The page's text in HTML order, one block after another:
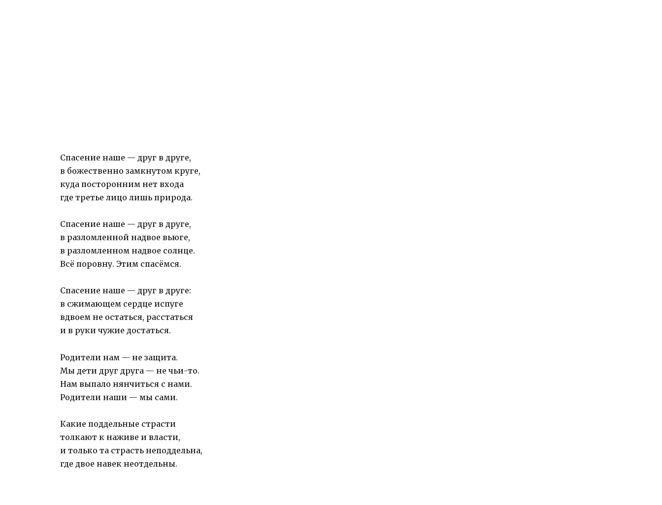
Спасение наше — друг в друге,
в божественно замкнутом круге,
куда посторонним нет входа
где третье лицо лишь природа.
Спасение наше — друг в друге,
в разломленной надвое вьюге,
в разломленном надвое солнце.
Всё поровну. Этим спасёмся.
Спасение наше — друг в друге:
в сжимающем сердце испуге
вдвоем не остаться, расстаться
и в руки чужие достаться.
Родители нам — не защита.
Мы дети друг друга — не чьи-то.
Нам выпало нянчиться с нами.
Родители наши — мы сами.
Какие поддельные страсти
толкают к наживе и власти,
и только та страсть неподдельна,
где двое навек неотдельны.